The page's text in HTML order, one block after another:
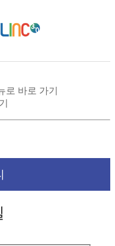
로 바로 가기